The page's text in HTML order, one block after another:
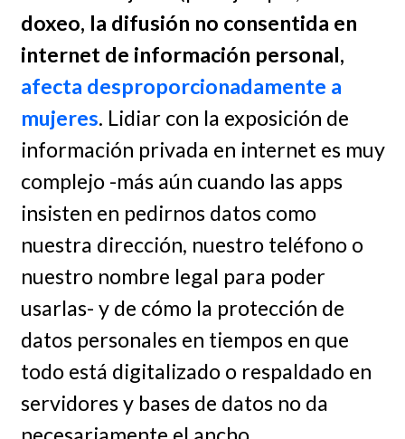
doxeo, la difusión no consentida en
internet de información personal,
afecta desproporcionadamente a
mujeres. Lidiar con la exposición de
información privada en internet es muy
complejo -más aún cuando las apps
insisten en pedirnos datos como
nuestra dirección, nuestro teléfono o
nuestro nombre legal para poder
usarlas- y de cómo la protección de
datos personales en tiempos en que
todo está digitalizado o respaldado en
servidores y bases de datos no da